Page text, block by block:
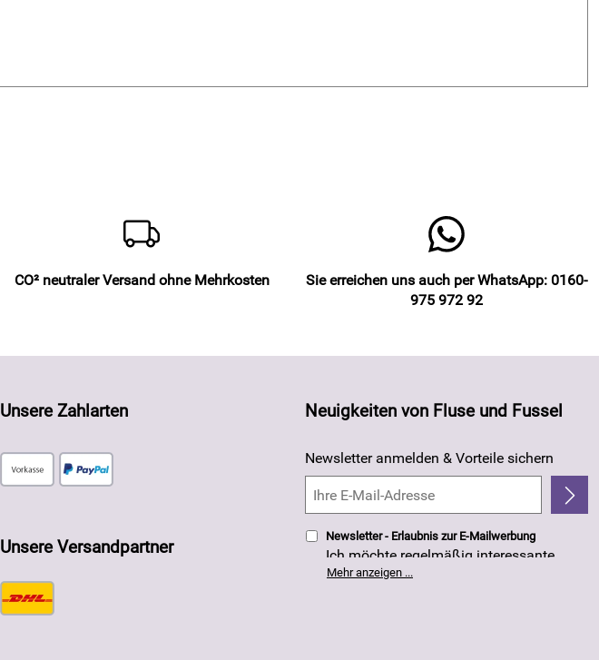
CO² neutraler Versand ohne Mehrkosten
Sie erreichen uns auch per WhatsApp: 0160-
975 972 92
Unsere Zahlarten
Unsere Versandpartner
Neuigkeiten von Fluse und Fussel
Newsletter anmelden & Vorteile sichern
Newsletter - Erlaubnis zur E-Mailwerbung
Ich möchte regelmäßig interessante
Angebote per E-Mail erhalten. Meine E-
Mail-Adresse wird nicht an andere
Mehr anzeigen ...